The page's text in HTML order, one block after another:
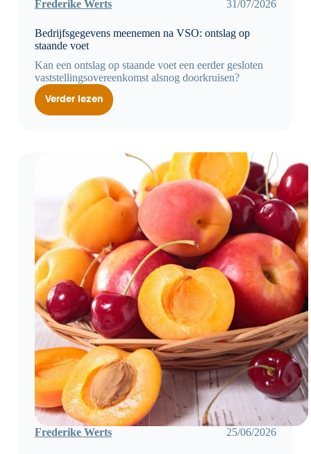
Frederike Werts 31/07/2026
Bedrijfsgegevens meenemen na VSO: ontslag op
staande voet
Kan een ontslag op staande voet een eerder gesloten
vaststellingsovereenkomst alsnog doorkruisen?
Verder lezen
Bedrijfsgegevens
meenemen
Frederike Werts 25/06/2026